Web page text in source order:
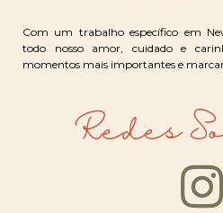
Com um trabalho específico em
todo nosso amor, cuidado e
momentos mais importantes e
Redes